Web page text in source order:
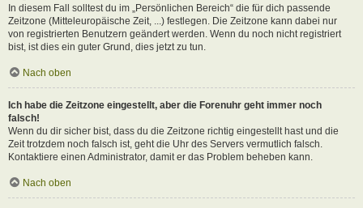
In diesem Fall solltest du im „Persönlichen Bereich“ die für dich passende
Zeitzone (Mitteleuropäische Zeit, ...) festlegen. Die Zeitzone kann dabei nur
von registrierten Benutzern geändert werden. Wenn du noch nicht registriert
bist, ist dies ein guter Grund, dies jetzt zu tun.
Nach oben
Ich habe die Zeitzone eingestellt, aber die Forenuhr geht immer noch
falsch!
Wenn du dir sicher bist, dass du die Zeitzone richtig eingestellt hast und die
Zeit trotzdem noch falsch ist, geht die Uhr des Servers vermutlich falsch.
Kontaktiere einen Administrator, damit er das Problem beheben kann.
Nach oben